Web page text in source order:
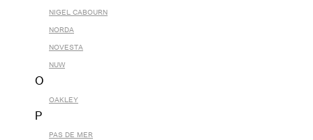
NIGEL CABOURN
NORDA
NOVESTA
NUW
O
OAKLEY
P
PAS DE MER